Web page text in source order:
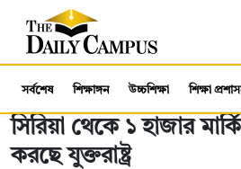
সর্বশেষ শিক্ষাঙ্গন উচ্চশিক্ষা শিক্ষা
সিরিয়া থেকে ১ হাজার
করছে যুক্তরাষ্ট্র